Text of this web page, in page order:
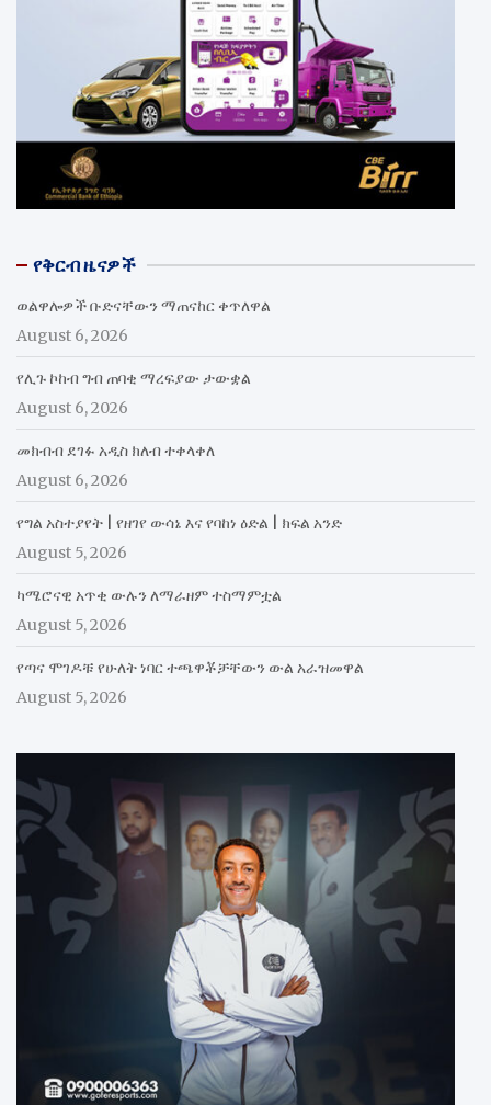
የቅርብ ዜናዎች
ወልዋሎዎች ቡድናቸውን ማጠናከር ቀጥለዋል
August 6, 2026
የሊጉ ኮከብ ግብ ጠባቂ ማረፍያው ታውቋል
August 6, 2026
መክብብ ደገፉ አዲስ ክለብ ተቀላቀለ
August 6, 2026
የግል አስተያየት | የዘገየ ውሳኔ እና የባከነ ዕድል | ክፍል አንድ
August 5, 2026
ካሜሮናዊ አጥቂ ውሉን ለማራዘም ተስማምቷል
August 5, 2026
የጣና ሞገዶቹ የሁለት ነባር ተጫዋቾቻቸውን ውል አራዝመዋል
August 5, 2026